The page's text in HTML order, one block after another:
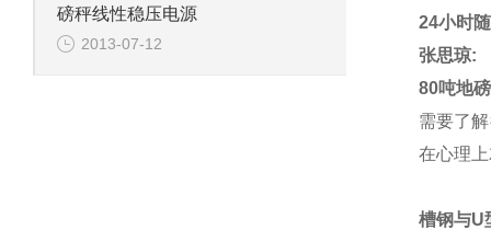
磅秤线性稳压电源
2013-07-12
24小时
张思琼:
80吨地磅
需要了
在心理
槽钢与U